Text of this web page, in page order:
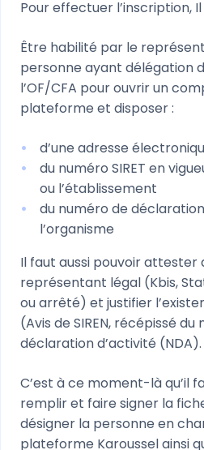
Pour effectuer l’inscription,
Être habilité par le
personne ayant délégation
l’OF/CFA pour ouvrir un
plateforme et disposer :
d’une adresse
du numéro SIRET en
ou l’établissement
du numéro de
l’organisme
Il faut aussi pouvoir attester
représentant légal (Kbis,
ou arrêté) et justifier
(Avis de SIREN, récépissé du
déclaration d’activité (NDA).
C’est à ce moment-là qu’il
remplir et faire signer la
désigner la personne en
plateforme Karoussel ainsi